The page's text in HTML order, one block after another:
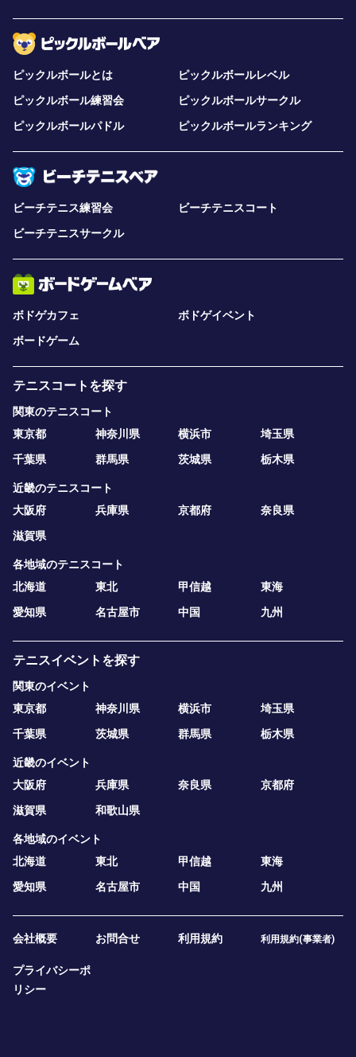
ピックルボールとは
ピックルボールレベル
ピックルボール練習会
ピックルボールサークル
ピックルボールパドル
ピックルボールランキング
ビーチテニス練習会
ビーチテニスコート
ビーチテニスサークル
ボドゲカフェ
ボドゲイベント
ボードゲーム
テニスコートを探す
関東のテニスコート
東京都
神奈川県 横浜市
埼玉県
千葉県
群馬県 茨城県 栃木県
近畿のテニスコート
大阪府
兵庫県 京都府
奈良県
滋賀県
各地域のテニスコート
北海道
東北 甲信越
東海
愛知県
名古屋市 中国 九州
テニスイベントを探す
関東のイベント
東京都
神奈川県 横浜市
埼玉県
千葉県
茨城県 群馬県 栃木県
近畿のイベント
大阪府
兵庫県 奈良県
京都府
滋賀県
和歌山県
各地域のイベント
北海道
東北 甲信越
東海
愛知県
名古屋市 中国 九州
会社概要 お問合せ 利用規約 利用規約(事業者)
プライバシーポ
リシー